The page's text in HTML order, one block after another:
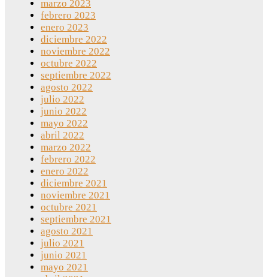
marzo 2023
febrero 2023
enero 2023
diciembre 2022
noviembre 2022
octubre 2022
septiembre 2022
agosto 2022
julio 2022
junio 2022
mayo 2022
abril 2022
marzo 2022
febrero 2022
enero 2022
diciembre 2021
noviembre 2021
octubre 2021
septiembre 2021
agosto 2021
julio 2021
junio 2021
mayo 2021